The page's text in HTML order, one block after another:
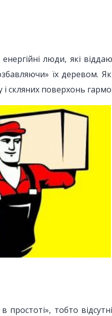
люди, які
їх деревом.
і скляних поверхонь
простоті», тобто